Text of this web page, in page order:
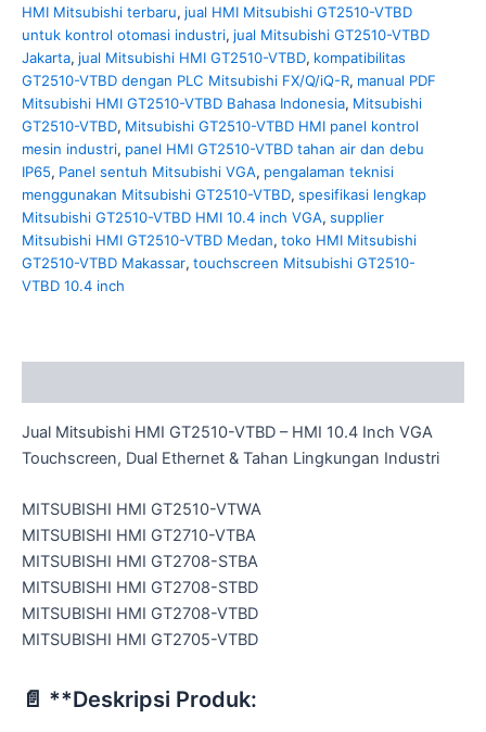
HMI Mitsubishi terbaru, jual HMI Mitsubishi GT2510-VTBD
untuk kontrol otomasi industri, jual Mitsubishi GT2510-VTBD
Jakarta, jual Mitsubishi HMI GT2510-VTBD, kompatibilitas
GT2510-VTBD dengan PLC Mitsubishi FX/Q/iQ-R, manual PDF
Mitsubishi HMI GT2510-VTBD Bahasa Indonesia, Mitsubishi
GT2510-VTBD, Mitsubishi GT2510-VTBD HMI panel kontrol
mesin industri, panel HMI GT2510-VTBD tahan air dan debu
IP65, Panel sentuh Mitsubishi VGA, pengalaman teknisi
menggunakan Mitsubishi GT2510-VTBD, spesifikasi lengkap
Mitsubishi GT2510-VTBD HMI 10.4 inch VGA, supplier
Mitsubishi HMI GT2510-VTBD Medan, toko HMI Mitsubishi
GT2510-VTBD Makassar, touchscreen Mitsubishi GT2510-
VTBD 10.4 inch
Jual Mitsubishi HMI GT2510-VTBD – HMI 10.4 Inch VGA
Touchscreen, Dual Ethernet & Tahan Lingkungan Industri
MITSUBISHI HMI GT2510-VTWA
MITSUBISHI HMI GT2710-VTBA
MITSUBISHI HMI GT2708-STBA
MITSUBISHI HMI GT2708-STBD
MITSUBISHI HMI GT2708-VTBD
MITSUBISHI HMI GT2705-VTBD
📄 **Deskripsi Produk: